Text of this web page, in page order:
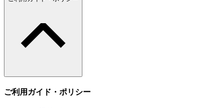
ご利用ガイド・ポリシー